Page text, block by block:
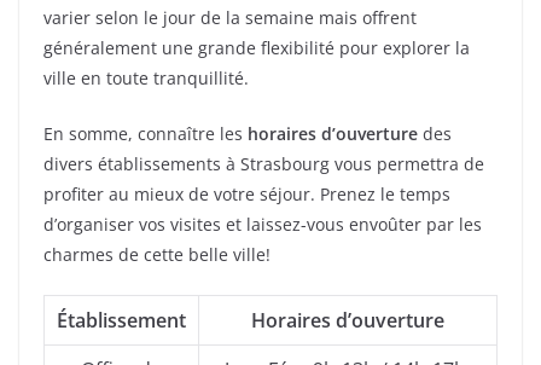
varier selon le jour de la semaine mais offrent
généralement une grande flexibilité pour explorer la
ville en toute tranquillité.
En somme, connaître les horaires d’ouverture des
divers établissements à Strasbourg vous permettra de
profiter au mieux de votre séjour. Prenez le temps
d’organiser vos visites et laissez-vous envoûter par les
charmes de cette belle ville!
Établissement
Horaires d’ouverture